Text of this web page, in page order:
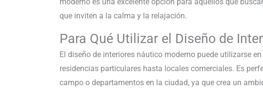
que inviten a la calma y la relajación.
Para Qué Utilizar el Diseño de
El diseño de interiores náutico moderno puede utilizarse
residencias particulares hasta locales comerciales. Es
campo o departamentos en la ciudad, ya que crea un